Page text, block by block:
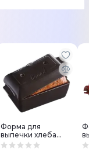
Форма для
выпечки хлеба
Emile Henry